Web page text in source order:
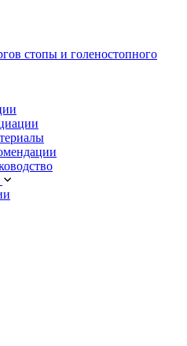
стопы и голеностопного